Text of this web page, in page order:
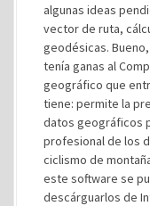
algunas ideas
vector de ruta,
geodésicas.
tenía ganas al
geográfico que
tiene: permite la
datos geográficos
profesional de los
ciclismo de
este software se
descárguarlos de